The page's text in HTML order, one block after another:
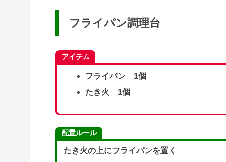
フライパン調理台
アイテム
フライパン 1個
たき火 1個
配置ルール
たき火の上にフライパンを置く